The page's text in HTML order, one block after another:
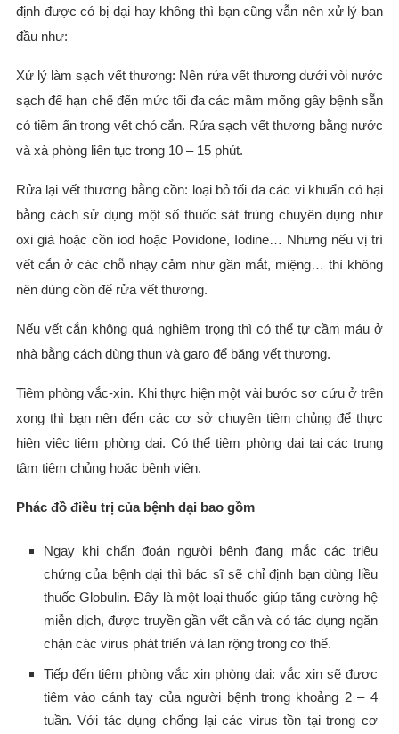
định được có bị dại hay không thì bạn cũng vẫn nên xử lý ban
đầu như:
Xử lý làm sạch vết thương: Nên rửa vết thương dưới vòi nước
sạch để hạn chế đến mức tối đa các mầm mống gây bệnh sẵn
có tiềm ẩn trong vết chó cắn. Rửa sạch vết thương bằng nước
và xà phòng liên tục trong 10 – 15 phút.
Rửa lại vết thương bằng cồn: loại bỏ tối đa các vi khuẩn có hại
bằng cách sử dụng một số thuốc sát trùng chuyên dụng như
oxi già hoặc cồn iod hoặc Povidone, Iodine… Nhưng nếu vị trí
vết cắn ở các chỗ nhạy cảm như gần mắt, miệng… thì không
nên dùng cồn để rửa vết thương.
Nếu vết cắn không quá nghiêm trọng thì có thể tự cầm máu ở
nhà bằng cách dùng thun và garo để băng vết thương.
Tiêm phòng vắc-xin. Khi thực hiện một vài bước sơ cứu ở trên
xong thì bạn nên đến các cơ sở chuyên tiêm chủng để thực
hiện việc tiêm phòng dại. Có thể tiêm phòng dại tại các trung
tâm tiêm chủng hoặc bệnh viện.
Phác đồ điều trị của bệnh dại bao gồm
Ngay khi chẩn đoán người bệnh đang mắc các triệu
chứng của bệnh dại thì bác sĩ sẽ chỉ định bạn dùng liều
thuốc Globulin. Đây là một loại thuốc giúp tăng cường hệ
miễn dịch, được truyền gần vết cắn và có tác dụng ngăn
chặn các virus phát triển và lan rộng trong cơ thể.
Tiếp đến tiêm phòng vắc xin phòng dại: vắc xin sẽ được
tiêm vào cánh tay của người bệnh trong khoảng 2 – 4
tuần. Với tác dụng chống lại các virus tồn tại trong cơ